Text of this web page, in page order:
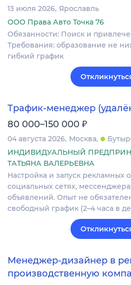
13 июля 2026 Ярославль
ООО Права Авто Точка 76
Обязанности: Поиск и
Требования: образование не
гибкий график
Трафик‑менеджер
80 000–150 000 ₽
04 августа 2026 Москва
ИНДИВИДУАЛЬНЫЙ
ТАТЬЯНА ВАЛЕРЬЕВНА
Настройка и запуск рекламных
социальных сетях,
объявлений. Опыт не
свободный график (2–4 часа в
Менеджер-дизайнер в
производственную